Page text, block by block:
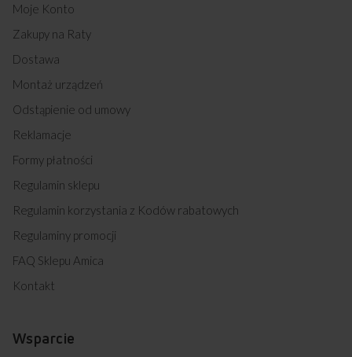
Moje Konto
Zakupy na Raty
Dostawa
Montaż urządzeń
Odstąpienie od umowy
Reklamacje
Formy płatności
Regulamin sklepu
Regulamin korzystania z Kodów rabatowych
Regulaminy promocji
FAQ Sklepu Amica
Kontakt
Wsparcie